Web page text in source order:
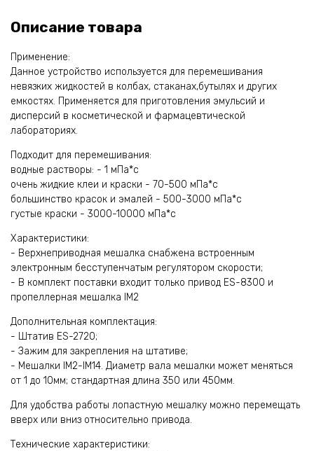
Описание товара
Применение:
Данное устройство используется для перемешивания
невязких жидкостей в колбах, стаканах,бутылях и других
емкостях. Применяется для приготовления эмульсий и
дисперсий в косметической и фармацевтической
лабораториях.
Подходит для перемешивания:
водные растворы: - 1 мПа*с
очень жидкие клеи и краски - 70-500 мПа*с
большинство красок и эмалей - 500-3000 мПа*с
густые краски - 3000-10000 мПа*с
Характеристики:
- Верхнеприводная мешалка снабжена встроенным
электронным бесступенчатым регулятором скорости;
- В комплект поставки входит только привод ES-8300 и
пропеллерная мешалка IM2
Дополнительная комплектация:
- Штатив ES-2720;
- Зажим для закрепления на штативе;
- Мешалки IM2-IM14. Диаметр вала мешалки может меняться
от 1 до 10мм; стандартная длина 350 или 450мм.
Для удобства работы лопастную мешалку можно перемещать
вверх или вниз относительно привода.
Технические характеристики: